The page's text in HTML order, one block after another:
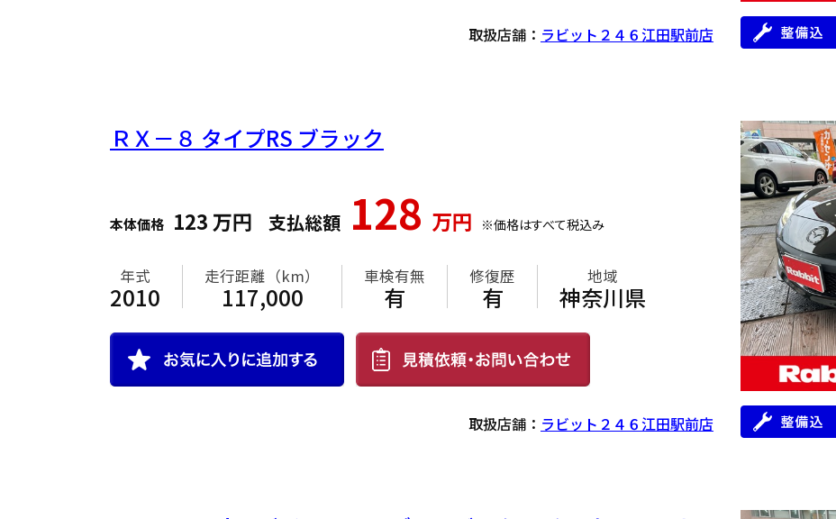
取扱店舗： ラビット２４６江田駅前店
ＲＸ－８ タイプRS ブラック
本体価格 123 万円 支払総額 128 万円 ※価格はすべて税込み
年式
2010
走行距離（km）
117,000
車検有無
有
修復歴
有
地域
神奈川県
取扱店舗： ラビット２４６江田駅前店